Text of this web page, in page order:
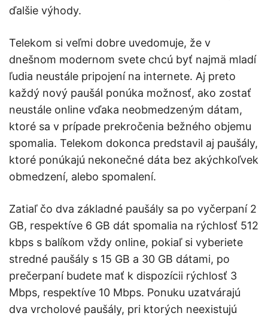
ďalšie výhody.
Telekom si veľmi dobre uvedomuje, že v
dnešnom modernom svete chcú byť najmä mladí
ľudia neustále pripojení na internete. Aj preto
každý nový paušál ponúka možnosť, ako zostať
neustále online vďaka neobmedzeným dátam,
ktoré sa v prípade prekročenia bežného objemu
spomalia. Telekom dokonca predstavil aj paušály,
ktoré ponúkajú nekonečné dáta bez akýchkoľvek
obmedzení, alebo spomalení.
Zatiaľ čo dva základné paušály sa po vyčerpaní 2
GB, respektíve 6 GB dát spomalia na rýchlosť 512
kbps s balíkom vždy online, pokiaľ si vyberiete
stredné paušály s 15 GB a 30 GB dátami, po
prečerpaní budete mať k dispozícii rýchlosť 3
Mbps, respektíve 10 Mbps. Ponuku uzatvárajú
dva vrcholové paušály, pri ktorých neexistujú